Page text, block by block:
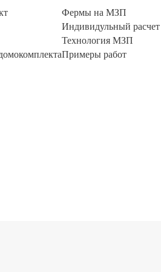
Фермы на МЗП
Индивидульный
Технология МЗП
Примеры работ